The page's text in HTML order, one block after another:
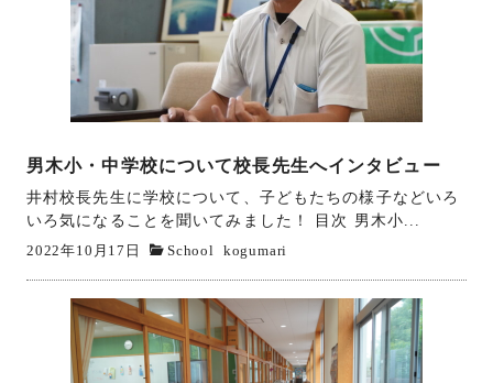
男木小・中学校について校長先生へインタビュー
井村校長先生に学校について、子どもたちの様子などいろ
いろ気になることを聞いてみました！ 目次 男木小...
2022年10月17日 School kogumari